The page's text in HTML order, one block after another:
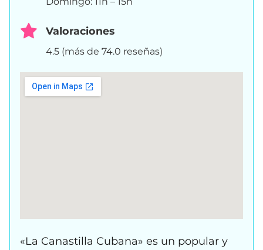
Valoraciones
4.5 (más de 74.0 reseñas)
«La Canastilla Cubana» es un popular y